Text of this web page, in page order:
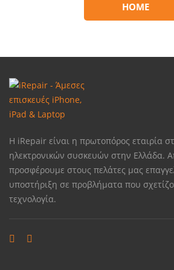
HOME
Η iRepair είναι η πρωτοπόρος εταιρία
ηλεκτρονικών συσκευών στην Ελλάδα.
προσφέρουμε στους πελάτες μας
υποστήριξη σε προβλήματα που
τεχνολογία.